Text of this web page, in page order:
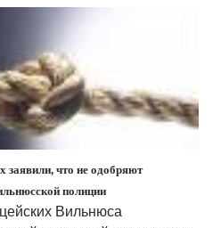
заявили, что не одобряют
полиции
Вильнюса